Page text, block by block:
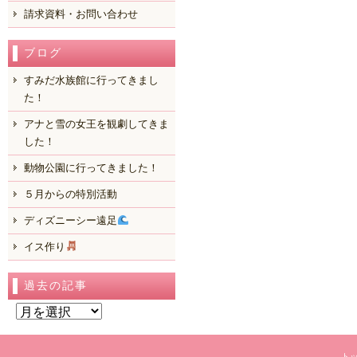
請求資料・お問い合わせ
ブログ
すみだ水族館に行ってきまし
た！
アナと雪の女王を観劇してきま
した！
動物公園に行ってきました！
５月からの特別活動
ディズニーシー遠足
イス作り
過去の記事
去